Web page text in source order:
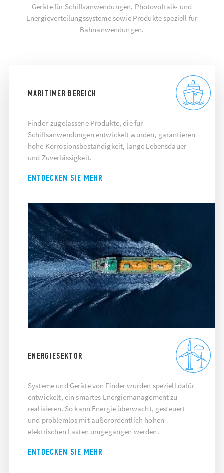
Geräte für Schiffsanwendungen, Photovoltaik- und
Energieverteilungssysteme sowie Produkte speziell für
Bahnanwendungen.
MARITIMER BEREICH
Finder-zugelassene Produkte, die für
Schiffsanwendungen entwickelt wurden, garantieren
hohe Korrosionsbeständigkeit, lange Lebensdauer
und Zuverlässigkeit.
ENTDECKEN SIE MEHR
ENERGIESEKTOR
Systeme und Geräte von Finder wurden speziell dafür
entwickelt, ein smartes Energiemanagement zu
realisieren. So kann Energie überwacht, gesteuert
und problemlos mit außerordentlich hohen
elektrischen Lasten umgegangen werden.
ENTDECKEN SIE MEHR